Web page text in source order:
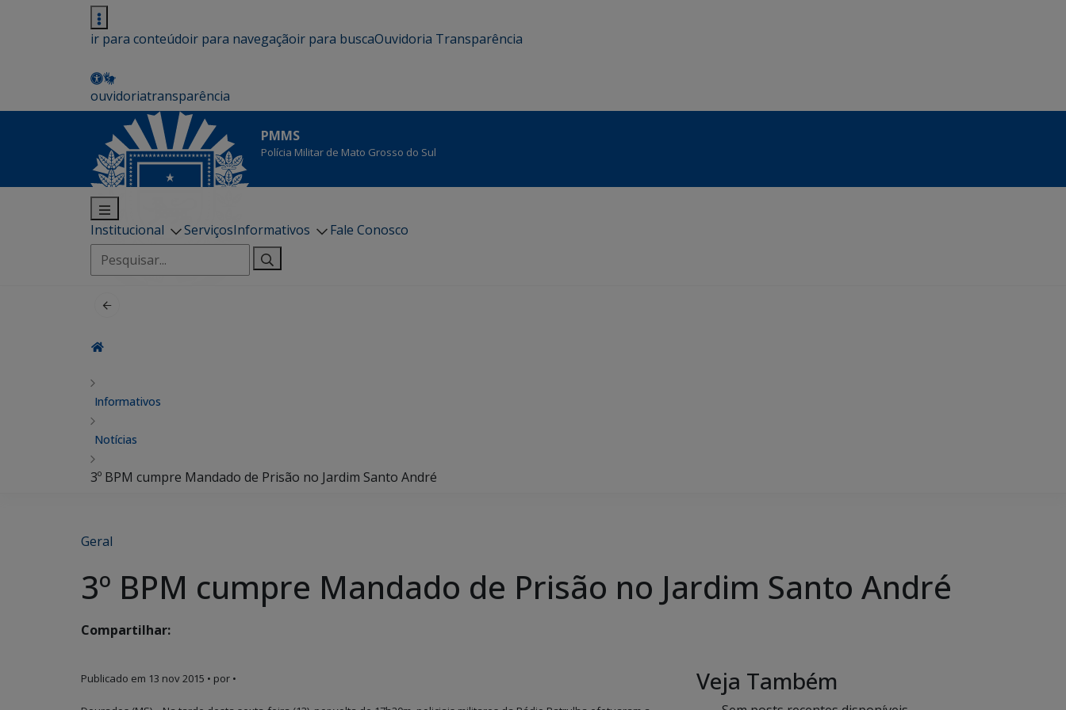
ir para conteúdoir para navegaçãoir para buscaOuvidoria Transparência
ouvidoriatransparência
PMMS
Polícia Militar de Mato Grosso do Sul
Institucional ServiçosInformativos
Fale Conosco
Pesquisar
por:
Informativos
Notícias
3º BPM cumpre Mandado de Prisão no Jardim Santo André
Geral
3º BPM cumpre Mandado de Prisão no Jardim Santo André
Compartilhar:
Publicado em 13 nov 2015 • por • Veja Também